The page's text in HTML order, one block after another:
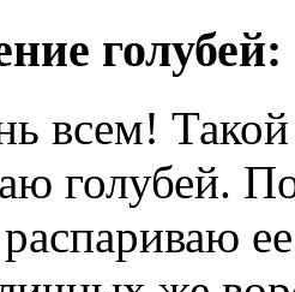
всем!
голубей.